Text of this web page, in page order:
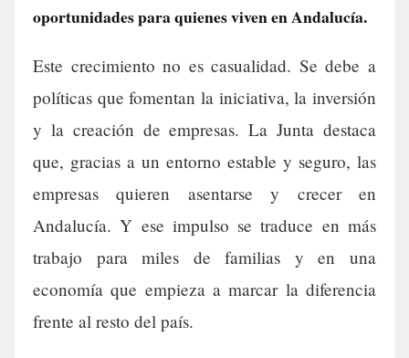
oportunidades para quienes viven en Andalucía.
Este crecimiento no es casualidad. Se debe a
políticas que fomentan la iniciativa, la inversión
y la creación de empresas. La Junta destaca
que, gracias a un entorno estable y seguro, las
empresas quieren asentarse y crecer en
Andalucía. Y ese impulso se traduce en más
trabajo para miles de familias y en una
economía que empieza a marcar la diferencia
frente al resto del país.